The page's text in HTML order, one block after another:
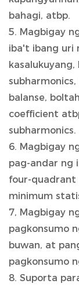
bahagi, atbp.
5. Magbigay
iba't ibang uri
balanse,
coefficient
subharmonics.
6. Magbigay
pag-andar ng
four-quadrant
minimum
7, Magbigay
pagkonsumo
buwan, at
pagkonsumo
8. Suporta